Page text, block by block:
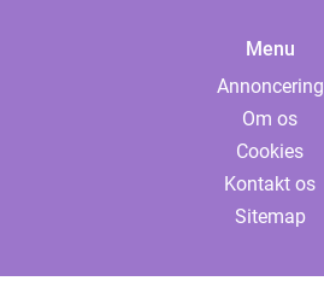
Menu
Annoncering
Om os
Cookies
Kontakt os
Sitemap